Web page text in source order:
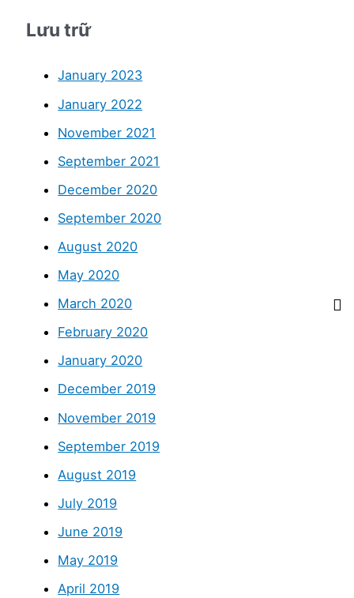
Lưu trữ
January 2023
January 2022
November 2021
September 2021
December 2020
September 2020
August 2020
May 2020
March 2020
February 2020
January 2020
December 2019
November 2019
September 2019
August 2019
July 2019
June 2019
May 2019
April 2019